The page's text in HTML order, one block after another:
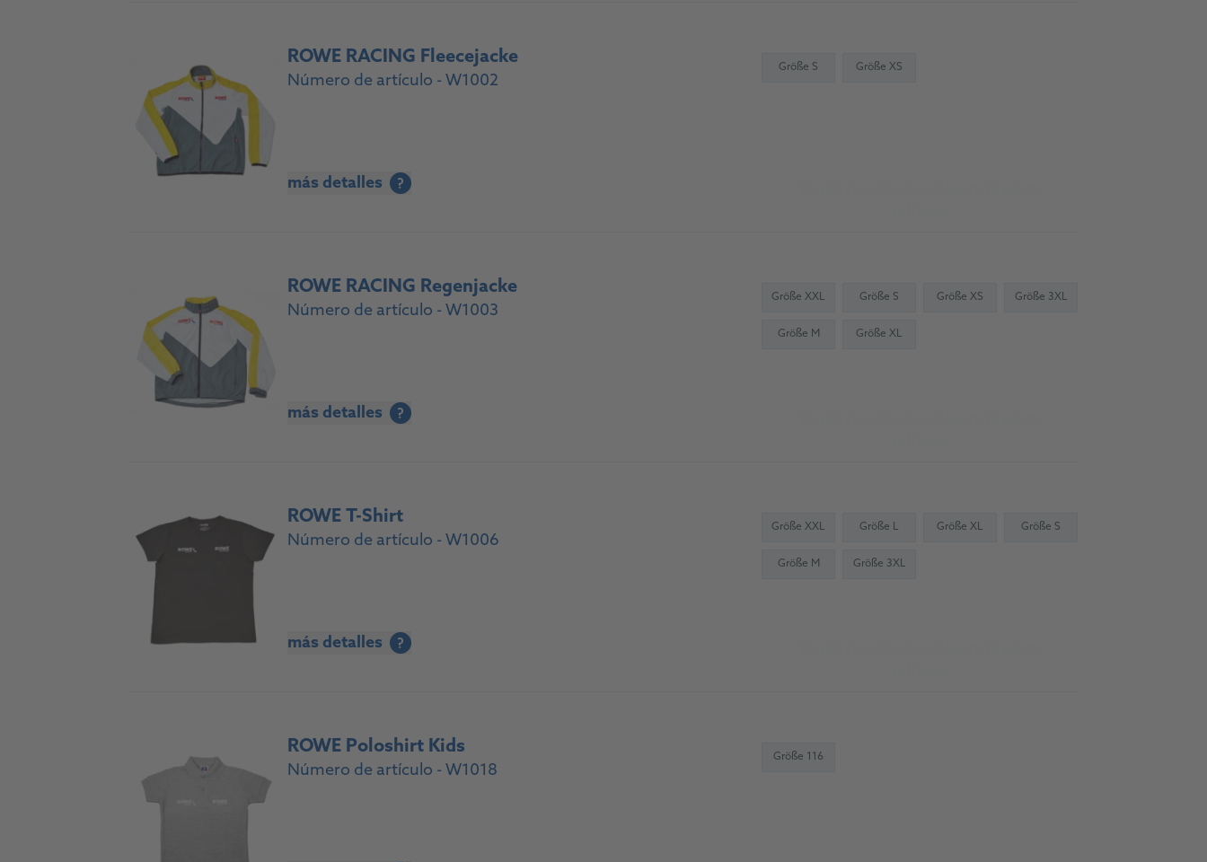
ROWE RACING Fleecejacke
Número de artículo - W1002
más detalles ?
Größe S Größe XS
ROWE RACING Regenjacke
Número de artículo - W1003
más detalles ?
Größe XXL Größe S Größe XS Größe 3XL
Größe M Größe XL
ROWE T-Shirt
Número de artículo - W1006
más detalles ?
Größe XXL Größe L Größe XL Größe S
Größe M Größe 3XL
ROWE Poloshirt Kids
Número de artículo - W1018
Größe 116